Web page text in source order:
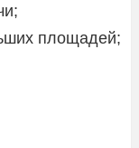
площадей;